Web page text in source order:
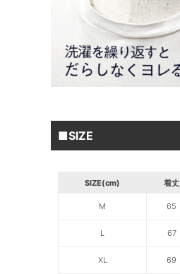
■SIZE
SIZE(cm) 着丈
M 65
L 67
XL 69